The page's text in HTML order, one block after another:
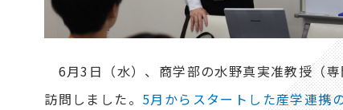
6月3日（水）、商学部の水野真実准教授（
訪問しました。 5月からスタートした産学連携